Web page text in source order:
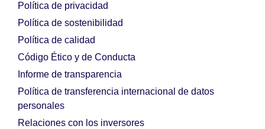
Política de privacidad
Política de sostenibilidad
Política de calidad
Código Ético y de Conducta
Informe de transparencia
Política de transferencia internacional de datos
personales
Relaciones con los inversores